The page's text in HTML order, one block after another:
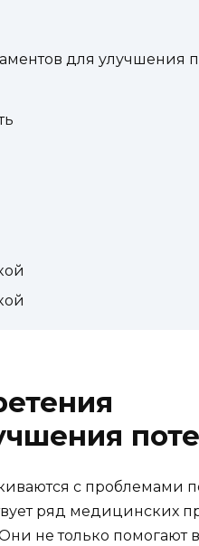
для улучшения
с проблемами
ряд медицинских
не только помогают